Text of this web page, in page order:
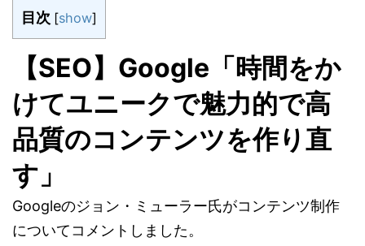
目次 [show]
【SEO】Google「時間をか
けてユニークで魅力的で高
品質のコンテンツを作り直
す」
Googleのジョン・ミューラー氏がコンテンツ制作
についてコメントしました。